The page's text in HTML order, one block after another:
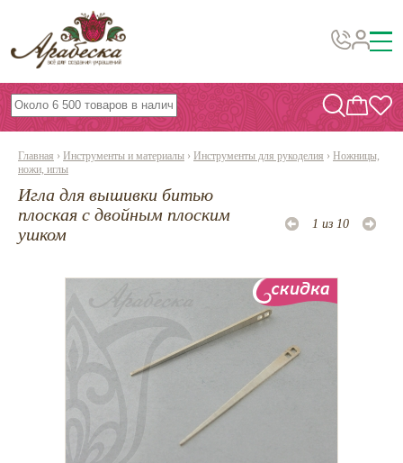
Бусины, подвески, декор
Бисер
Вышивка украшений
Фурнитура
Проволока
Эпоксидная смола
Шнуры, ленты, нитки
По темам и сезонам
Бисер TOHO
Нетемнеющая фурнитура
Главная › Инструменты и материалы › Инструменты для рукоделия › Ножницы,
ножи, иглы
Игла для вышивки битью
плоская с двойным плоским
ушком
1 из 10